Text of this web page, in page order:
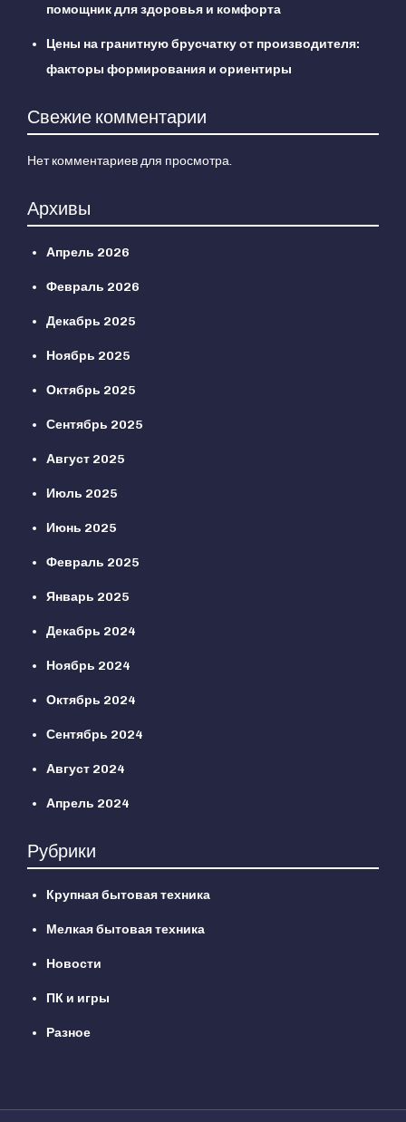
помощник для здоровья и комфорта
Цены на гранитную брусчатку от производителя:
факторы формирования и ориентиры
Свежие комментарии
Нет комментариев для просмотра.
Архивы
Апрель 2026
Февраль 2026
Декабрь 2025
Ноябрь 2025
Октябрь 2025
Сентябрь 2025
Август 2025
Июль 2025
Июнь 2025
Февраль 2025
Январь 2025
Декабрь 2024
Ноябрь 2024
Октябрь 2024
Сентябрь 2024
Август 2024
Апрель 2024
Рубрики
Крупная бытовая техника
Мелкая бытовая техника
Новости
ПК и игры
Разное